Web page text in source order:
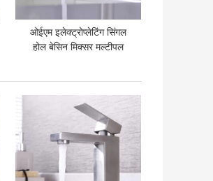
ओईएम इलेक्ट्रोप्लेटिंग सिंगल
होल बेसिन मिक्सर मल्टीपल
सबसे अच्छी कीमत